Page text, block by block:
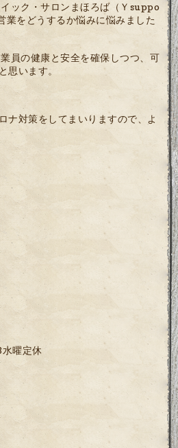
ック・サロンまほろば（Ｙ suppo
業をどうするか悩みに悩みました
員の健康と安全を確保しつつ、可
思います。
ナ対策をしてまいりますので、よ
水曜定休